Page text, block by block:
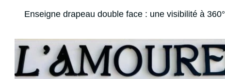
Enseigne drapeau double face : une visibilité à 360°